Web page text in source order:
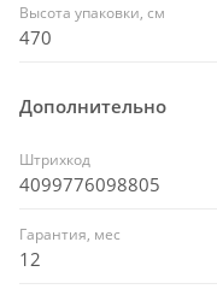
Высота упаковки, см
470
Дополнительно
Штрихкод
4099776098805
Гарантия, мес
12